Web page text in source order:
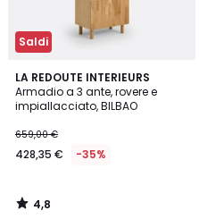
Saldi
LA REDOUTE INTERIEURS
Armadio a 3 ante, rovere e
impiallacciato, BILBAO
659,00 €
428,35 € -35%
4,8
/ 5
4,8
/